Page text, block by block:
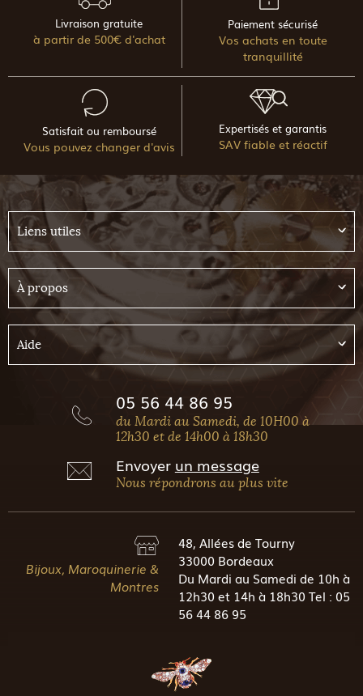
Livraison gratuite
à partir de 500€ d'achat
Paiement sécurisé
Vos achats en toute
tranquillité
Satisfait ou remboursé
Vous pouvez changer d'avis
Expertisés et garantis
SAV fiable et réactif
Liens utiles
À propos
Aide
05 56 44 86 95
du Mardi au Samedi, de 10H00 à
12h30 et de 14h00 à 18h30
Envoyer un message
Nous répondrons au plus vite
Bijoux, Maroquinerie &
Montres
48, Allées de Tourny
33000 Bordeaux
Du Mardi au Samedi de 10h à
12h30 et 14h à 18h30 Tel : 05
56 44 86 95